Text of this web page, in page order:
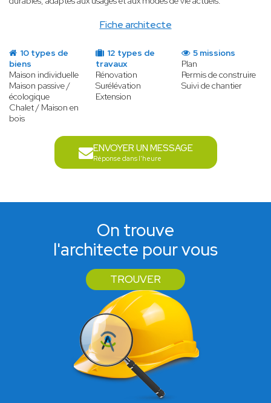
Fiche architecte
10 types de
biens
Maison individuelle
Maison passive /
écologique
Chalet / Maison en
bois
12 types de
travaux
Rénovation
Surélévation
Extension
5 missions
Plan
Permis de construire
Suivi de chantier
ENVOYER UN MESSAGE
Réponse dans l'heure
On trouve
l'architecte pour vous
TROUVER